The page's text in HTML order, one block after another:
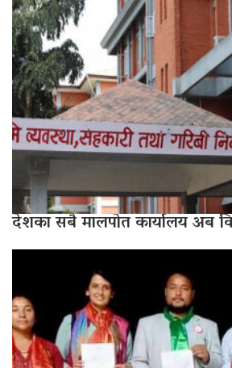
देशका सबै मालपोत कार्यालय अब